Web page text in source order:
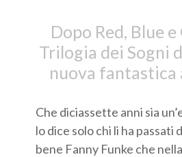
Dopo Red, Blue e
Trilogia dei Sogni
nuova fantastica
Che diciassette anni sia
lo dice solo chi li ha passati
bene Fanny Funke che